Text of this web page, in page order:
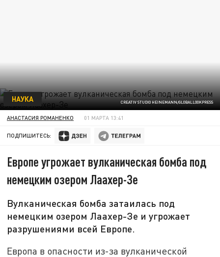
CREATIV STUDIO HEINEMANN/GLOBALLOOKPRESS
НАУКА
АНАСТАСИЯ РОМАНЕНКО 01 МАРТА 13:41
ПОДПИШИТЕСЬ:
Европе угрожает вулканическая бомба под
немецким озером Лаахер-Зе
Вулканическая бомба затаилась под
немецким озером Лаахер-Зе и угрожает
разрушениями всей Европе.
Европа в опасности из-за вулканической